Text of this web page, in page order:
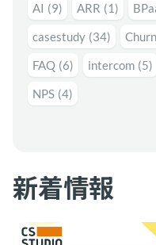
ツール選定・運用支援
Zendesk導入支援
その他ご支援​
お
AI (9) ARR (1)
casestudy (34)
FAQ (6) intercom (5)
NPS (4)
新着情報